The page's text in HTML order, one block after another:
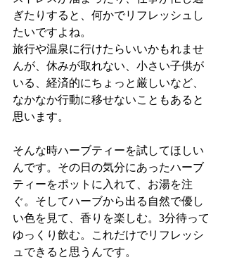
ぎたりすると、何かでリフレッシュし
たいですよね。
旅行や温泉に行けたらいいかもれませ
んが、休みが取れない、小さい子供が
いる、経済的にちょっと厳しいなど、
なかなか行動に移せないこともあると
思います。
そんな時ハーブティーを試してほしい
んです。その日の気分にあったハーブ
ティーをポットに入れて、お湯を注
ぐ。そしてハーブから出る自然で優し
い色を見て、香りを楽しむ。3分待って
ゆっくり飲む。これだけでリフレッシ
ュできると思うんです。